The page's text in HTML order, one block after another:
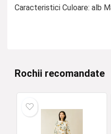
Caracteristici Culoare: alb
Rochii recomandate